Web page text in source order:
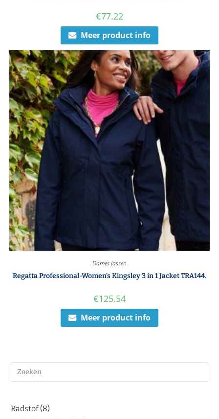
€77.22
Meer product info
Dames Jassen
Regatta Professional-Women’s Kingsley 3 in 1 Jacket TRA144.
€125.54
Meer product info
Badstof 8